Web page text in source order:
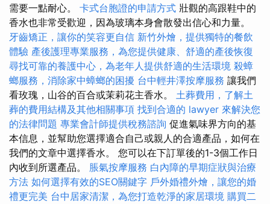
需要一點耐心。 卡式台胞證的申請方式 壯觀的高跟鞋中的
香水也非常受歡迎，因為玻璃本身會散發出信心和力量。
牙齒矯正，讓你的笑容更自信 新竹外燴，提供獨特的餐飲
體驗 產後護理專業服務，為您提供健康、舒適的產後恢復
尋找可靠的養護中心，為老年人提供舒適的生活環境 殺蟑
螂服務，消除家中蟑螂的困擾 台中輕井澤按摩服務 讓我們
看玫瑰，山谷的百合或茉莉花主香水。 土葬費用，了解土
葬的費用結構及其他相關事項 找到合適的 lawyer 來解決您
的法律問題 專業會計師提供稅務諮詢 促進氣味界方向的基
本信息，並幫助您選擇適合自己或親人的合適產品，如何在
我們的文章中選擇香水。 您可以在下訂單後的1-3個工作日
內收到所選產品。 脹氣按摩服務 白內障的早期症狀與治療
方法 如何選擇有效的SEO關鍵字 戶外婚禮外燴，讓您的婚
禮更完美 台中居家清潔，為您打造乾淨的家居環境 購買二